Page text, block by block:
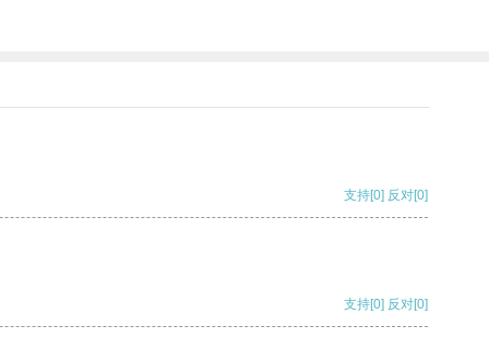
支持[0] 反对[0]
支持[0] 反对[0]